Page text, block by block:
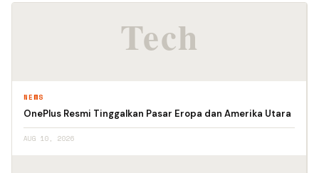
NEWS
OnePlus Resmi Tinggalkan Pasar Eropa dan Amerika Utara
AUG 10, 2026